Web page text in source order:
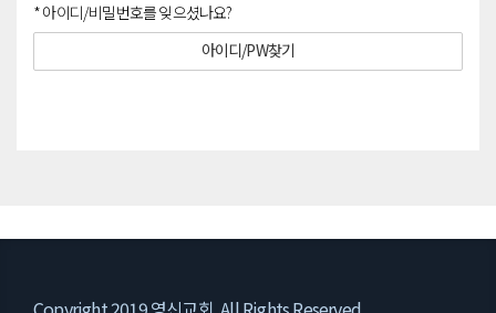
* 아이디/비밀번호를 잊으셨나요?
아이디/PW찾기